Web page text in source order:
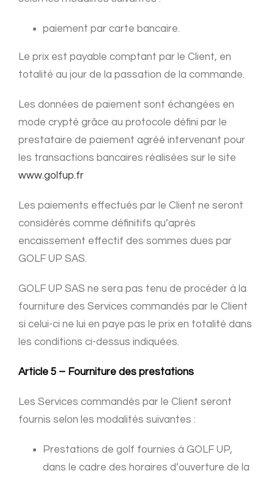
paiement par carte bancaire.
Le prix est payable comptant par le Client, en
totalité au jour de la passation de la commande.
Les données de paiement sont échangées en
mode crypté grâce au protocole défini par le
prestataire de paiement agréé intervenant pour
les transactions bancaires réalisées sur le site
www.golfup.fr
Les paiements effectués par le Client ne seront
considérés comme définitifs qu’après
encaissement effectif des sommes dues par
GOLF UP SAS.
GOLF UP SAS ne sera pas tenu de procéder à la
fourniture des Services commandés par le Client
si celui-ci ne lui en paye pas le prix en totalité dans
les conditions ci-dessus indiquées.
Article 5 – Fourniture des prestations
Les Services commandés par le Client seront
fournis selon les modalités suivantes :
Prestations de golf fournies à GOLF UP,
dans le cadre des horaires d’ouverture de la